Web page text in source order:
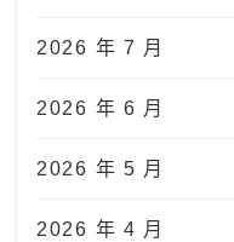
2026 年 7 月
2026 年 6 月
2026 年 5 月
2026 年 4 月